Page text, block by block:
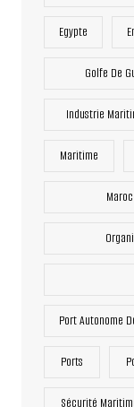
Egypte
Golfe De
Industrie
Maritime
Maroc
Port Autonome
Ports
Sécurité